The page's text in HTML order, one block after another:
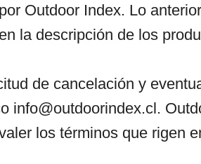
Outdoor Index. Lo
la descripción de los
de cancelación y
info@outdoorindex.cl.
los términos que rigen